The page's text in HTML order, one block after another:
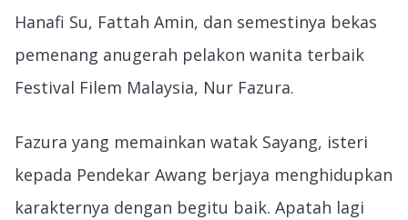
Hanafi Su, Fattah Amin, dan semestinya bekas
pemenang anugerah pelakon wanita terbaik
Festival Filem Malaysia, Nur Fazura.
Fazura yang memainkan watak Sayang, isteri
kepada Pendekar Awang berjaya menghidupkan
karakternya dengan begitu baik. Apatah lagi